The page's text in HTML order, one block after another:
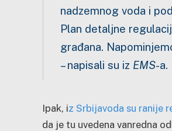
nadzemnog voda i
Plan detaljne
građana.
– napisali su iz EMS-a.
Ipak, iz Srbijavoda su ranije
da je tu uvedena vanredna